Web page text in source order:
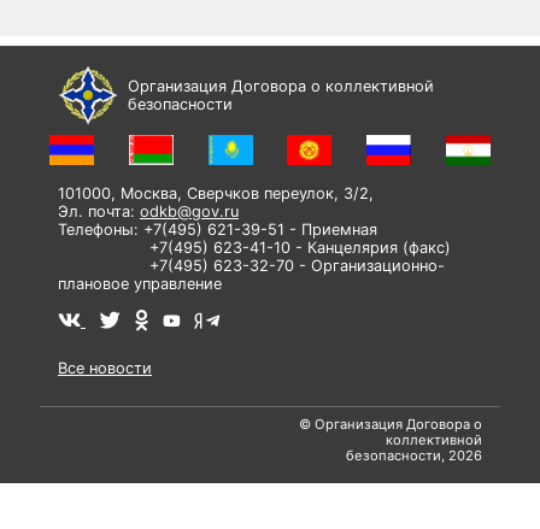
Организация Договора о коллективной
безопасности
101000, Москва, Сверчков переулок, 3/2,
Эл. почта: odkb@gov.ru
Телефоны: +7(495) 621-39-51 - Приемная
+7(495) 623-41-10 - Канцелярия (факс)
+7(495) 623-32-70 - Организационно-
плановое управление
Все новости
© Организация Договора о
коллективной
безопасности, 2026